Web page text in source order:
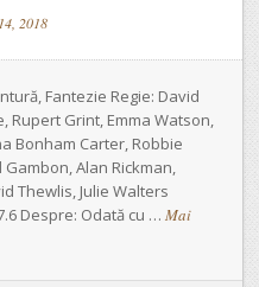
2018
Fantezie Regie: David
Grint, Emma Watson,
Bonham Carter, Robbie
Alan Rickman,
Thewlis, Julie Walters
Despre: Odată cu … Mai